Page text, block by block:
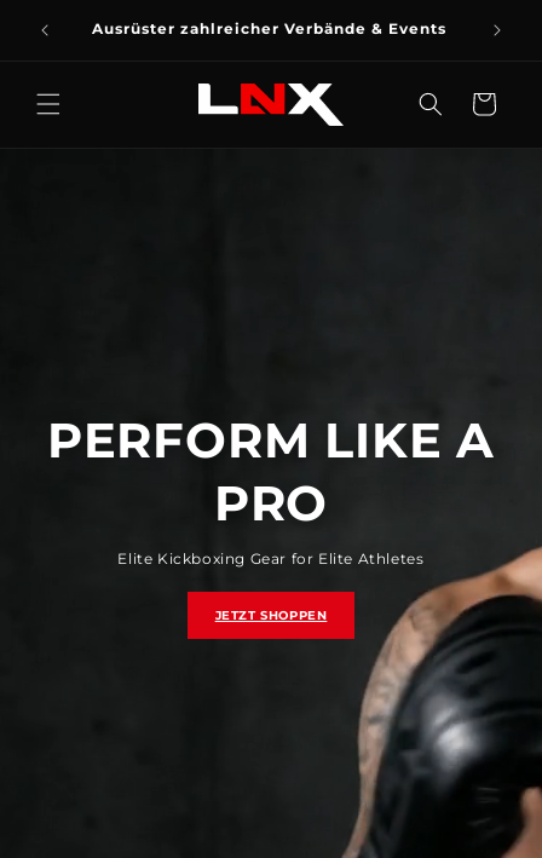
ZUM
Ausrüster zahlreicher Verbände & Events
Warenkorb
PERFORM LIKE A
PRO
Elite Kickboxing Gear for Elite Athletes
JETZT SHOPPEN